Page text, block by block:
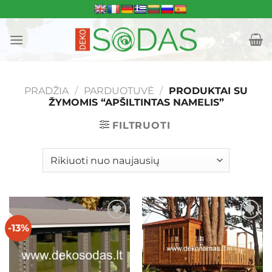
to
content
PRADŽIA / PARDUOTUVĖ / PRODUKTAI SU
ŽYMOMIS “APŠILTINTAS NAMELIS”
FILTRUOTI
-13% Mėgstamiausias Mėgstamiausias